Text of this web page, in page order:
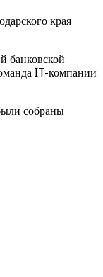
края
банковской
IT-компании
собраны